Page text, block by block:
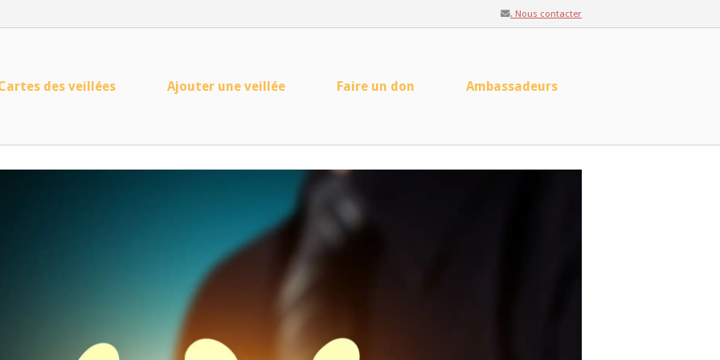
. Nous contacter
des veillées Ajouter une veillée Faire un don Ambassadeurs